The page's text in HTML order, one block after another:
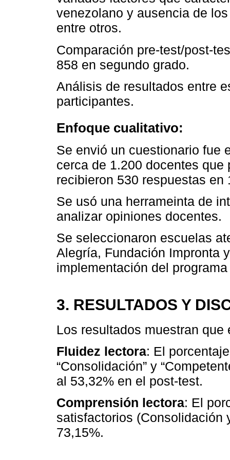
venezolano y ausencia de
entre otros.
Comparación pre-test/post-
858 en segundo grado.
Análisis de resultados entre
participantes.
Enfoque cualitativo:
Se envió un cuestionario fue
cerca de 1.200 docentes
recibieron 530 respuestas
Se usó una herrameinta de
analizar opiniones docentes.
Se seleccionaron escuelas
Alegría, Fundación Impronta
implementación del
3. RESULTADOS Y
Los resultados muestran que
Fluidez lectora: El
“Consolidación” y
al 53,32% en el post-test.
Comprensión lectora: El
satisfactorios (Consolidación
73,15%.